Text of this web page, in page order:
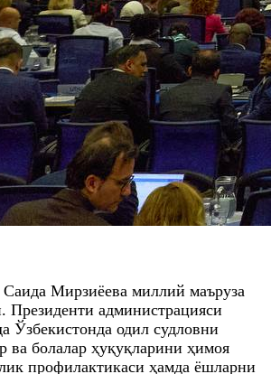
Саида Мирзиёева миллий маъруза
Президенти администрацияси
Ўзбекистонда одил судловни
ва болалар ҳуқуқларини ҳимоя
профилактикаси ҳамда ёшларни